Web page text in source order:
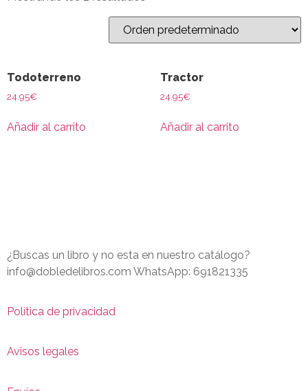
Todoterreno
24.95€
Añadir al carrito
Tractor
24.95€
Añadir al carrito
¿Buscas un libro y no esta en nuestro catálogo?
info@dobledelibros.com WhatsApp: 691821335
Política de privacidad
Avisos legales